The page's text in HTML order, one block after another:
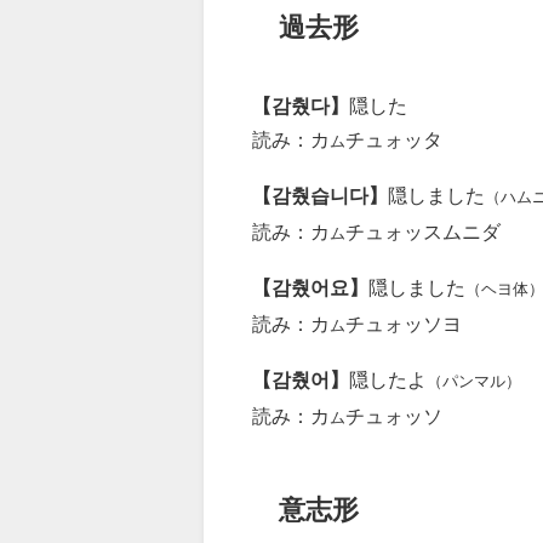
過去形
【감췄다】
隠した
読み：カ ムチュォッタ
【감췄습니다】 隠しました （ハム
読み：カ ムチュォッスムニダ
【감췄어요】 隠しました （ヘヨ体）
読み：カ ムチュォッソヨ
【감췄어】 隠したよ （パンマル）
読み：カ ムチュォッソ
意志形